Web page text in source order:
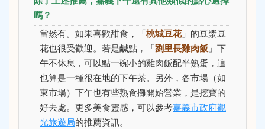
嗎？
當然有。如果喜歡甜食，「桃城豆花」的豆漿豆
花也很受歡迎。若是鹹點，「劉里長雞肉飯 」下
午不休息，可以點一碗小的雞肉飯配半熟蛋，這
也算是一種很在地的下午茶。另外，各市場（如
東市場）下午也有些熟食攤開始營業，是挖寶的
好去處。更多美食靈感，可以參考嘉義市政府觀
光旅遊局的推薦資訊。